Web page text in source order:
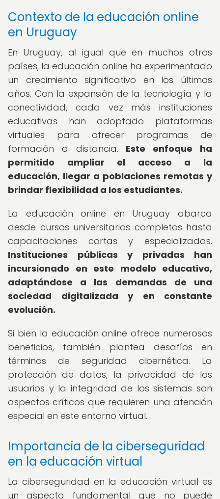
Contexto de la educación online
en Uruguay
En Uruguay, al igual que en muchos otros
países, la educación online ha experimentado
un crecimiento significativo en los últimos
años. Con la expansión de la tecnología y la
conectividad, cada vez más instituciones
educativas han adoptado plataformas
virtuales para ofrecer programas de
formación a distancia. Este enfoque ha
permitido ampliar el acceso a la
educación, llegar a poblaciones remotas y
brindar flexibilidad a los estudiantes.
La educación online en Uruguay abarca
desde cursos universitarios completos hasta
capacitaciones cortas y especializadas.
Instituciones públicas y privadas han
incursionado en este modelo educativo,
adaptándose a las demandas de una
sociedad digitalizada y en constante
evolución.
Si bien la educación online ofrece numerosos
beneficios, también plantea desafíos en
términos de seguridad cibernética. La
protección de datos, la privacidad de los
usuarios y la integridad de los sistemas son
aspectos críticos que requieren una atención
especial en este entorno virtual.
Importancia de la ciberseguridad
en la educación virtual
La ciberseguridad en la educación virtual es
un aspecto fundamental que no puede